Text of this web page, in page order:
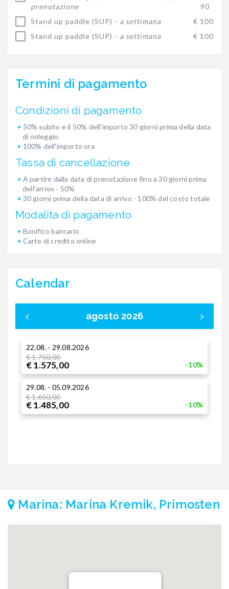
prenotazione
90
Stand up paddle (SUP) - a settimana
€ 100
Stand up paddle (SUP) - a settimana € 100
Termini di pagamento
Condizioni di pagamento
50% subito e il 50% dell'importo 30 giorni prima della data
di noleggio
100% dell'importo ora
Tassa di cancellazione
A partire dalla data di prenotazione fino a 30 giorni prima
dell'arrivo - 50%
30 giorni prima della data di arrivo - 100% del costo totale
Modalita di pagamento
Bonifico bancario
Carte di credito online
Calendar
agosto 2026
22.08. - 29.08.2026
€ 1.750,00
€ 1.575,00 -10%
29.08. - 05.09.2026
€ 1.650,00
€ 1.485,00 -10%
Marina: Marina Kremik, Primosten